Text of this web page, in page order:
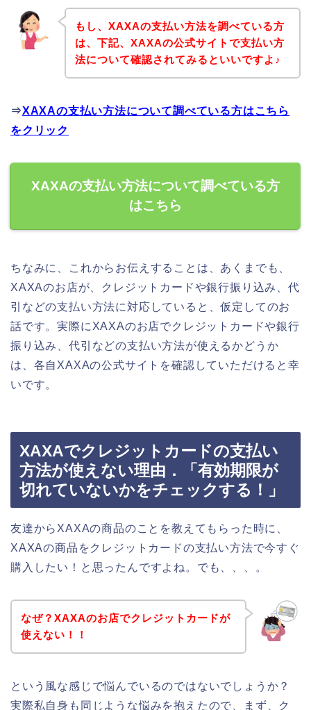
もし、XAXAの支払い方法を調べている方
は、下記、XAXAの公式サイトで支払い方
法について確認されてみるといいですよ♪
⇒XAXAの支払い方法について調べている方はこちら
をクリック
XAXAの支払い方法について調べている方
はこちら
ちなみに、これからお伝えすることは、あくまでも、
XAXAのお店が、クレジットカードや銀行振り込み、代
引などの支払い方法に対応していると、仮定してのお
話です。実際にXAXAのお店でクレジットカードや銀行
振り込み、代引などの支払い方法が使えるかどうか
は、各自XAXAの公式サイトを確認していただけると幸
いです。
XAXAでクレジットカードの支払い
方法が使えない理由．「有効期限が
切れていないかをチェックする！」
友達からXAXAの商品のことを教えてもらった時に、
XAXAの商品をクレジットカードの支払い方法で今すぐ
購入したい！と思ったんですよね。でも、、、。
なぜ？XAXAのお店でクレジットカードが
使えない！！
という風な感じで悩んでいるのではないでしょうか？
実際私自身も同じような悩みを抱えたので、まず、ク